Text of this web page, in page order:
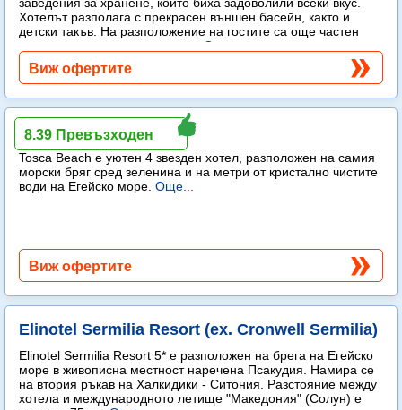
Хотелът разполага с прекрасен външен басейн, както и
детски такъв. На разположение на гостите са още частен
Още...
Виж офертите
Tosca Beach
Tosca Beach е уютен 4 звезден хотел, разположен на самия
морски бряг сред зеленина и на метри от кристално чистите
води на Егейско море. Още...
8.39 Превъзходен
Виж офертите
Elinotel Sermilia Resort (ex. Cronwell Sermilia)
Elinotel Sermilia Resort 5* е разположен на брега на Егейско
море в живописна местност наречена Псакудия. Намира се
на втория ръкав на Халкидики - Ситония. Разстояние между
хотела и международното летище "Македония" (Солун) е